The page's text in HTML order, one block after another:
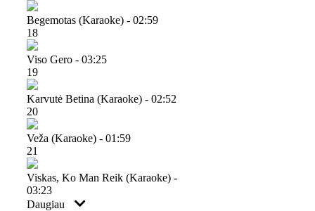
Begemotas (karaoke) - 02:59
18
Viso Gero - 03:25
19
Karvutė Betina (karaoke) - 02:52
20
Veža (karaoke) - 01:59
21
Viskas, Ko Man Reik (karaoke) -
03:23
Daugiau